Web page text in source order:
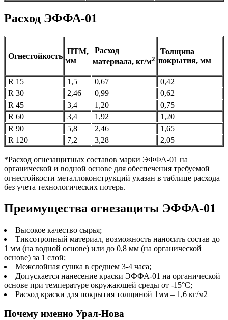
Расход ЭФФА-01
Огнестойкость
ПТМ,
мм
Расход
материала, кг/м2
Толщина
покрытия, мм
R 15 1,5 0,67
0,42
R 30
2,46 0,99
0,62
R 45
3,4 1,20
0,75
R 60
3,4 1,92
1,20
R 90
5,8 2,46
1,65
R 120
7,2 3,28 2,05
*Расход огнезащитных составов марки ЭФФА-01 на
органической и водной основе для обеспечения требуемой
огнестойкости металлоконструкций указан в таблице расхода
без учета технологических потерь.
Преимущества огнезащиты ЭФФА-01
Высокое качество сырья;
Тиксотропный материал, возможность наносить состав до
1 мм (на водной основе) или до 0,8 мм (на органической
основе) за 1 слой;
Межслойная сушка в среднем 3-4 часа;
Допускается нанесение краски ЭФФА-01 на органической
основе при температуре окружающей среды от -15°С;
Расход краски для покрытия толщиной 1мм – 1,6 кг/м2
Почему именно Урал-Нова